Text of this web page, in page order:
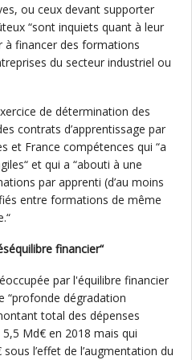
ou ceux devant supporter
“sont inquiets quant à leur
à financer des formations
du secteur industriel ou
de détermination des
contrats d’apprentissage par
et France compétences qui “a
et qui a “abouti à une
par apprenti (d’au moins
entre formations de même
financier“
par l'équilibre financier
“profonde dégradation
total des dépenses
Md€ en 2018 mais qui
l’effet de l’augmentation du